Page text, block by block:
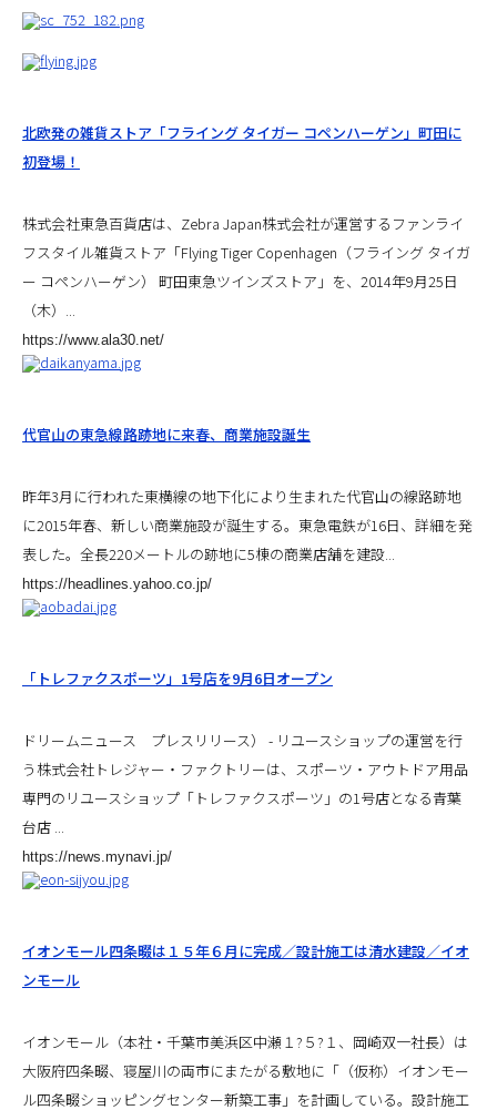
北欧発の雑貨ストア「フライング タイガー コペンハーゲン」町田に
初登場！
株式会社東急百貨店は、Zebra Japan株式会社が運営するファンライ
フスタイル雑貨ストア「Flying Tiger Copenhagen（フライング タイガ
ー コペンハーゲン） 町田東急ツインズストア」を、2014年9月25日
（木）...
https://www.ala30.net/
代官山の東急線路跡地に来春、商業施設誕生
昨年3月に行われた東横線の地下化により生まれた代官山の線路跡地
に2015年春、新しい商業施設が誕生する。東急電鉄が16日、詳細を発
表した。全長220メートルの跡地に5棟の商業店舗を建設...
https://headlines.yahoo.co.jp/
「トレファクスポーツ」1号店を9月6日オープン
ドリームニュース プレスリリース） - リユースショップの運営を行
う株式会社トレジャー・ファクトリーは、スポーツ・アウトドア用品
専門のリユースショップ「トレファクスポーツ」の1号店となる青葉
台店 ...
https://news.mynavi.jp/
イオンモール四条畷は１５年６月に完成／設計施工は清水建設／イオ
ンモール
イオンモール（本社・千葉市美浜区中瀬１?５?１、岡崎双一社長）は
大阪府四条畷、寝屋川の両市にまたがる敷地に「（仮称）イオンモー
ル四条畷ショッピングセンター新築工事」を計画している。設計施工